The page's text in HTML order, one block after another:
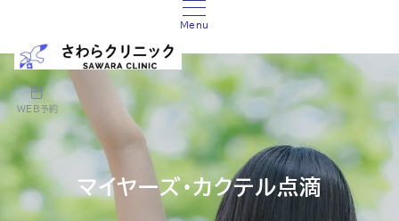
Menu
WEB予約
マイヤーズ・カクテル点滴